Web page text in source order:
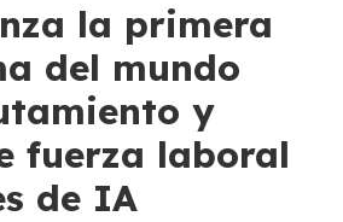
la primera
del mundo
y
fuerza laboral
de IA